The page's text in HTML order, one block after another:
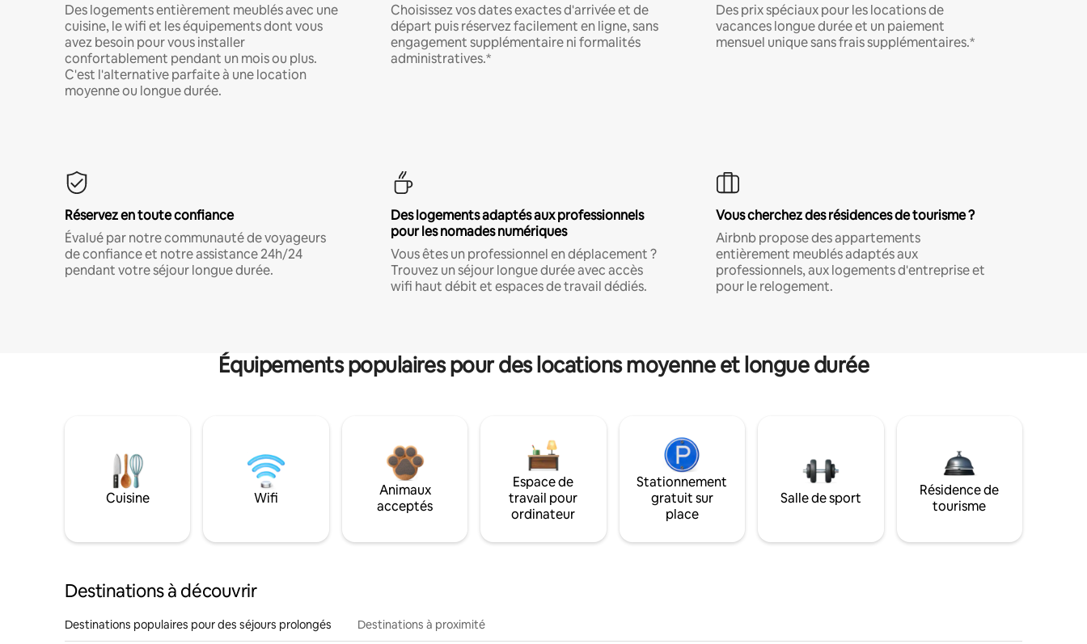
Des logements entièrement meublés avec une
cuisine, le wifi et les équipements dont vous
avez besoin pour vous installer
confortablement pendant un mois ou plus.
C'est l'alternative parfaite à une location
moyenne ou longue durée.
Choisissez vos dates exactes d'arrivée et de
départ puis réservez facilement en ligne, sans
engagement supplémentaire ni formalités
administratives.*
Des prix spéciaux pour les locations de
vacances longue durée et un paiement
mensuel unique sans frais supplémentaires.*
Réservez en toute confiance
Évalué par notre communauté de voyageurs
de confiance et notre assistance 24h/24
pendant votre séjour longue durée.
Des logements adaptés aux professionnels
pour les nomades numériques
Vous êtes un professionnel en déplacement ?
Trouvez un séjour longue durée avec accès
wifi haut débit et espaces de travail dédiés.
Vous cherchez des résidences de tourisme ?
Airbnb propose des appartements
entièrement meublés adaptés aux
professionnels, aux logements d'entreprise et
pour le relogement.
Équipements populaires pour des locations moyenne et longue durée
Cuisine Wifi
Animaux
acceptés
Espace de
travail pour
ordinateur
Stationnement
gratuit sur
place
Salle de sport
Résidence de
tourisme
Destinations à découvrir
Destinations populaires pour des séjours prolongés Destinations à proximité